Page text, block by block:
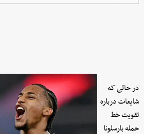
در حالی که
شایعات درباره
تقویت خط
حمله بارسلونا